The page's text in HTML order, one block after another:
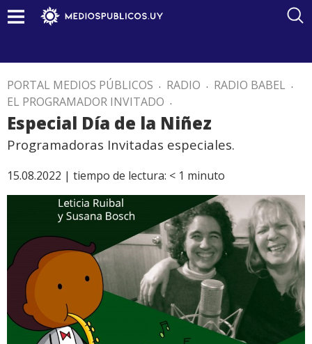
PORTAL MEDIOS PÚBLICOS . RADIO . RADIO BABEL .
EL PROGRAMADOR INVITADO .
Especial Día de la Niñez
Programadoras Invitadas especiales.
15.08.2022 | tiempo de lectura: < 1 minuto